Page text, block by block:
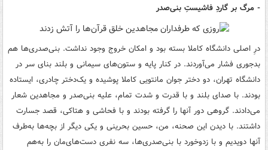
- مرگ بر گاردِ فاشیستِ بنی‌صدر
درِ اصلی دانشگاه کاملا بسته بود و امکان خروج وجود نداشت. بنی‌صدری‌ها هم
بدجوری فشار می‌آوردند. در کنار پایه و ستون‌های سیمانی و بلند بنای سر در
دانشگاه تهران، دو دختر جوان مانتویی کاملا پوشیده و یک‌دختر چادری، ایستاده
بودند. با صدای بلند و با قدرت و شدت تمام، علیه بنی‌صدر و مجاهدین شعار
می‌دادند. گروهی دور آنها را گرفته بودند و با فحاشی و هتاکی، قصد جسارت
داشتند. با دیدن این صحنه، من، حسین بحرینی و یکی دیگر از بچه‌ها به‌طرف
آنها دویدیم و با زدوخورد با بنی‌صدری‌ها، سه نفری دست‌های‌مان را به‌هم